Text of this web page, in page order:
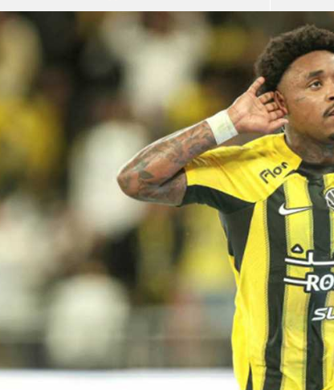
السعودي للمحترفين
أوروبا
إفريقيا
القسم الثاني
آسيا